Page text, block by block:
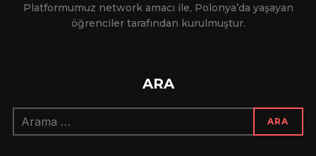
Platformumuz network amacı ile, Polonya’da yaşayan
öğrenciler tarafından kurulmuştur.
ARA
Arama:
ARA